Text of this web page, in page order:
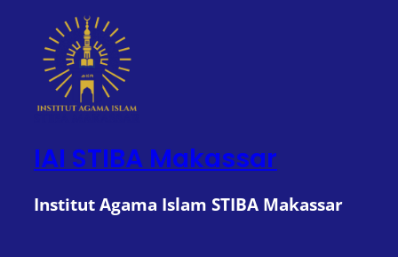
IAI STIBA Makassar
Institut Agama Islam STIBA Makassar